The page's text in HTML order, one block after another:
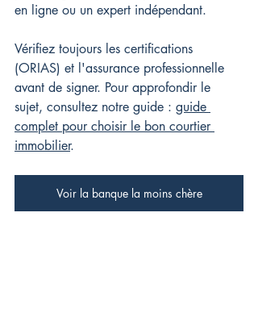
en ligne ou un expert indépendant.
Vérifiez toujours les certifications
(ORIAS) et l'assurance professionnelle
avant de signer. Pour approfondir le
sujet, consultez notre guide : guide
complet pour choisir le bon courtier
immobilier.
Voir la banque la moins chère